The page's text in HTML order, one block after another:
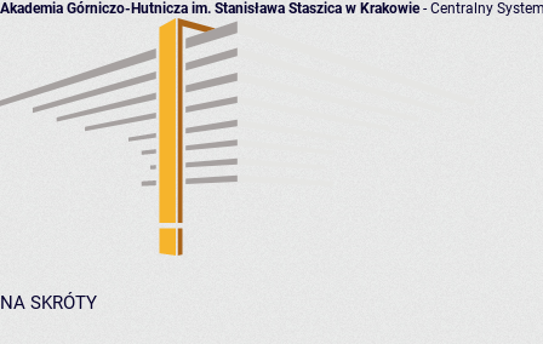
Akademia Górniczo-Hutnicza im. Stanisława Staszica w Krakowie- Centralny
NA SKRÓTY